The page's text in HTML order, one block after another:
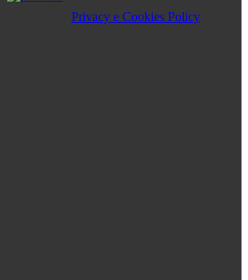
Privacy e Cookies Policy